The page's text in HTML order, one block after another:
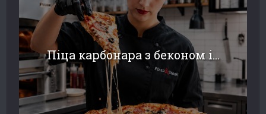
Піца карбонара з беконом і...